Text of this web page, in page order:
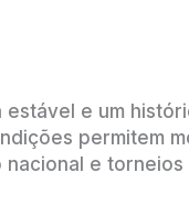
e um
permitem
e torneios